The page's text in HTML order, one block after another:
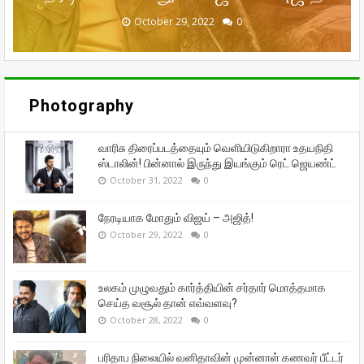
October 31, 2022 0
October 29, 2022 0
October 28, 2022 0
September 29, 2022 0
September 16, 2022 0
Photography
வாரிசு திரைப்படத்தையும் வெளியிடுகிறாரா உதயநிதி
ஸ்டாலின்! பின்னால் இருந்து இயங்கும் ரெட் ஜெயண்ட்
October 31, 2022 0
நேரடியாக மோதும் விஜய் – அஜித்!
October 29, 2022 0
உலகம் முழுவதும் கார்த்தியின் சர்தார் மொத்தமாக
செய்த வசூல் தான் எவ்வளவு?
October 28, 2022 0
பரிதாப நிலையில் வனிதாவின் முன்னாள் கணவர் பீட்டர்